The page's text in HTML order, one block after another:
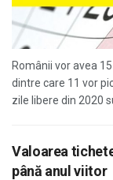
Românii vor avea
dintre care 11 vor
zile libere din 2020
Valoarea
până anul viitor